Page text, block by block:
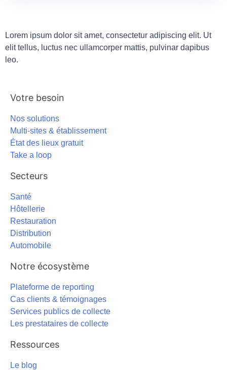
Lorem ipsum dolor sit amet, consectetur adipiscing elit. Ut
elit tellus, luctus nec ullamcorper mattis, pulvinar dapibus
leo.
Votre besoin
Nos solutions
Multi-sites & établissement
État des lieux gratuit
Take a loop
Secteurs
Santé
Hôtellerie
Restauration
Distribution
Automobile
Notre écosystème
Plateforme de reporting
Cas clients & témoignages
Services publics de collecte
Les prestataires de collecte
Ressources
Le blog